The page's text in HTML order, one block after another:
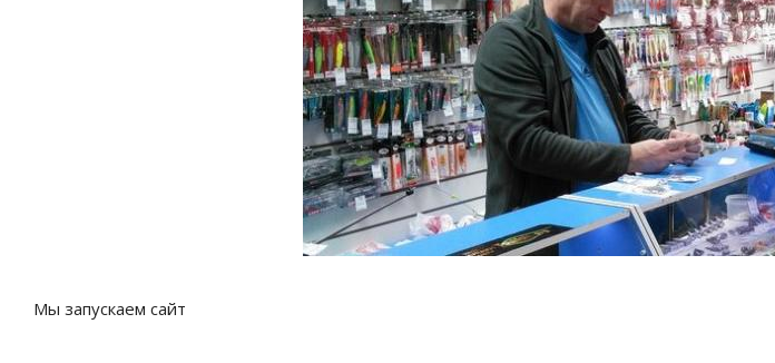
Мы запускаем сайт